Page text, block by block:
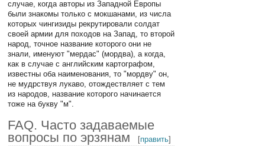
случае, когда авторы из Западной Европы
были знакомы только с мокшанами, из числа
которых чингизиды рекрутировали солдат
своей армии для походов на Запад, то второй
народ, точное название которого они не
знали, именуют "мердас" (мордва), а когда,
как в случае с английским картографом,
известны оба наименования, то "мордву" он,
не мудрствуя лукаво, отождествляет с тем
из народов, название которого начинается
тоже на букву "м".
FAQ. Часто задаваемые
вопросы по эрзянам
[править]